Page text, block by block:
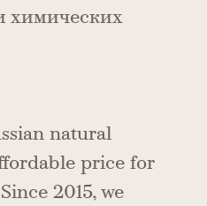
химических
natural
price for
2015, we